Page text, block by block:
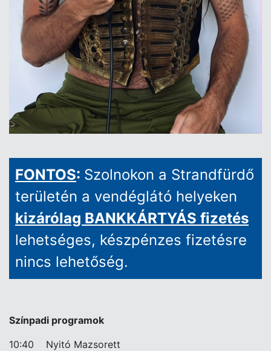
FONTOS: Szolnokon a Strandfürdő
területén a vendéglátó helyeken
kizárólag BANKKÁRTYÁS fizetés
lehetséges, készpénzes fizetésre
nincs lehetőség.
Színpadi programok
10:40
Nyitó Mazsorett